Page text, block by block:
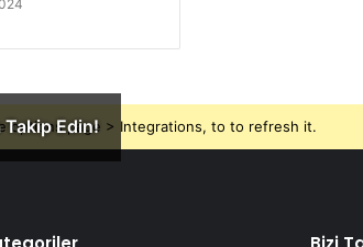
Takip Edin!
options page > Integrations, to to refresh it.